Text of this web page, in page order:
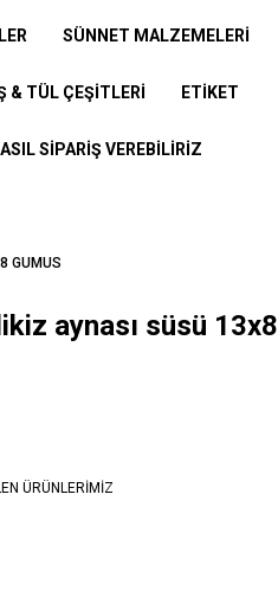
SÜNNET MALZEMELERİ
& TÜL ÇEŞİTLERİ ETİKET
SİPARİŞ VEREBİLİRİZ
GUMUS
aynası süsü 13x8
ÜRÜNLERİMİZ